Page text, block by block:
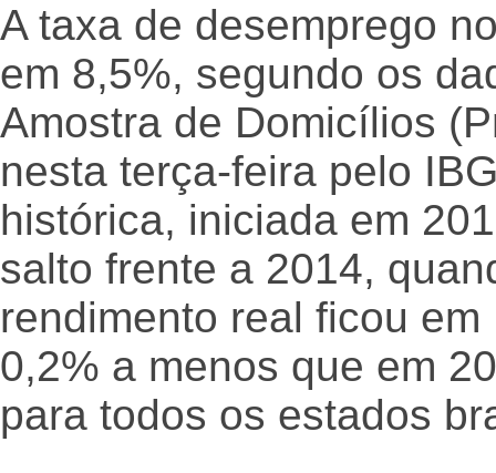
A taxa de desemprego
em 8,5%, segundo os
Amostra de Domicílios
nesta terça-feira pelo
histórica, iniciada em
salto frente a 2014,
rendimento real ficou
0,2% a menos que em
para todos os estados